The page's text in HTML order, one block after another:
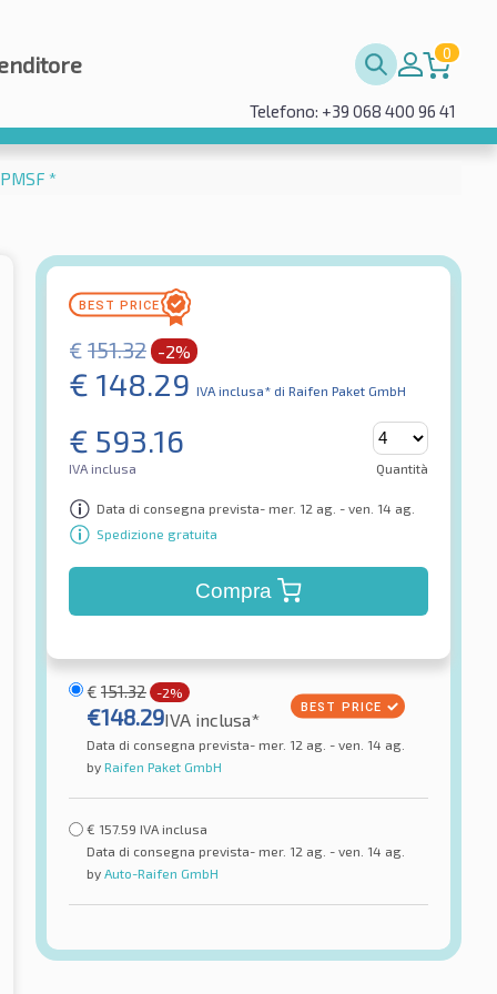
0
Telefono: +39 068 400 96 41
*
€ 151.32 -2%
€ 148.29 IVA inclusa* di Raifen Paket GmbH
€ 593.16
IVA inclusa Quantità
Data di consegna prevista- mer. 12 ag. - ven. 14 ag.
Spedizione gratuita
Compra
€ 151.32 -2%
€148.29IVA inclusa*
Data di consegna prevista- mer. 12 ag. - ven. 14 ag.
by Raifen Paket GmbH
€ 157.59 IVA inclusa
Data di consegna prevista- mer. 12 ag. - ven. 14 ag.
by Auto-Raifen GmbH